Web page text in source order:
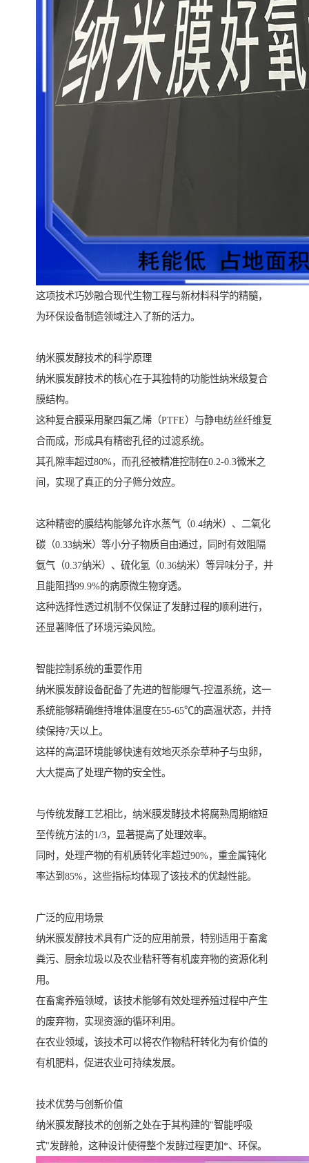
这项技术巧妙融合现代生物工程与新材料科学的精髓，
为环保设备制造领域注入了新的活力。
纳米膜发酵技术的科学原理
纳米膜发酵技术的核心在于其独特的功能性纳米级复合
膜结构。
这种复合膜采用聚四氟乙烯（PTFE）与静电纺丝纤维复
合而成，形成具有精密孔径的过滤系统。
其孔隙率超过80%，而孔径被精准控制在0.2-0.3微米之
间，实现了真正的分子筛分效应。
这种精密的膜结构能够允许水蒸气（0.4纳米）、二氧化
碳（0.33纳米）等小分子物质自由通过，同时有效阻隔
氨气（0.37纳米）、硫化氢（0.36纳米）等异味分子，并
且能阻挡99.9%的病原微生物穿透。
这种选择性透过机制不仅保证了发酵过程的顺利进行，
还显著降低了环境污染风险。
智能控制系统的重要作用
纳米膜发酵设备配备了先进的智能曝气-控温系统，这一
系统能够精确维持堆体温度在55-65℃的高温状态，并持
续保持7天以上。
这样的高温环境能够快速有效地灭杀杂草种子与虫卵，
大大提高了处理产物的安全性。
与传统发酵工艺相比，纳米膜发酵技术将腐熟周期缩短
至传统方法的1/3，显著提高了处理效率。
同时，处理产物的有机质转化率超过90%，重金属钝化
率达到85%，这些指标均体现了该技术的优越性能。
广泛的应用场景
纳米膜发酵技术具有广泛的应用前景，特别适用于畜禽
粪污、厨余垃圾以及农业秸秆等有机废弃物的资源化利
用。
在畜禽养殖领域，该技术能够有效处理养殖过程中产生
的废弃物，实现资源的循环利用。
在农业领域，该技术可以将农作物秸秆转化为有价值的
有机肥料，促进农业可持续发展。
技术优势与创新价值
纳米膜发酵技术的创新之处在于其构建的"智能呼吸
式"发酵舱，这种设计使得整个发酵过程更加*、环保。